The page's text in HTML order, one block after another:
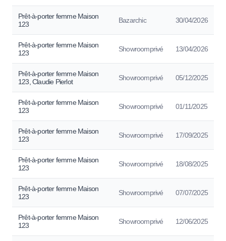
Prêt-à-porter femme Maison
123
Bazarchic 30/04/2026
Prêt-à-porter femme Maison
123
Showroomprivé 13/04/2026
Prêt-à-porter femme Maison
123, Claudie Pierlot
Showroomprivé 05/12/2025
Prêt-à-porter femme Maison
123
Showroomprivé 01/11/2025
Prêt-à-porter femme Maison
123
Showroomprivé 17/09/2025
Prêt-à-porter femme Maison
123
Showroomprivé 18/08/2025
Prêt-à-porter femme Maison
123
Showroomprivé 07/07/2025
Prêt-à-porter femme Maison
123
Showroomprivé 12/06/2025